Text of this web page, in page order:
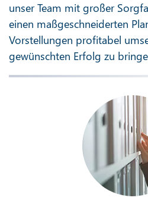
unser Team mit großer
einen maßgeschneiderten
Vorstellungen profitabel
gewünschten Erfolg zu